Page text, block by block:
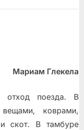
Мариам Глекела
отход поезда. В
коврами,
скот. В тамбуре